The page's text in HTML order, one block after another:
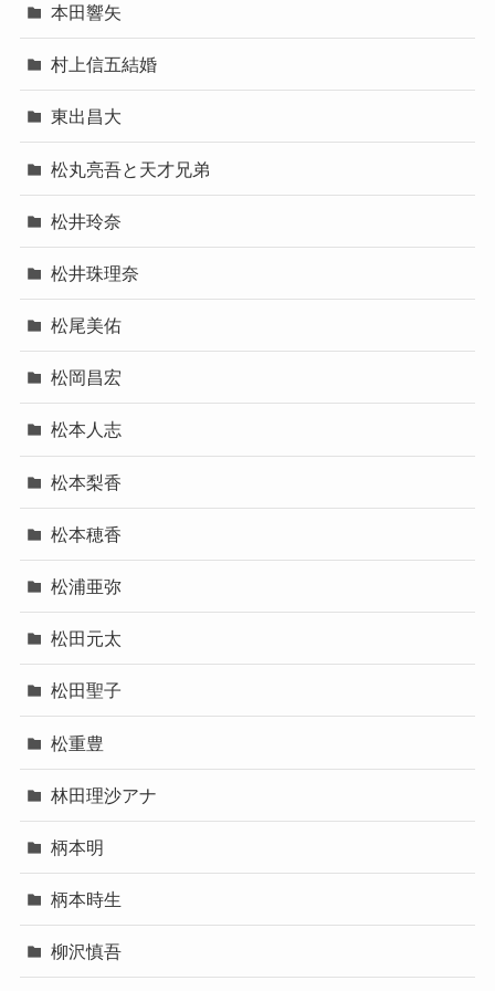
本田響矢
村上信五結婚
東出昌大
松丸亮吾と天才兄弟
松井玲奈
松井珠理奈
松尾美佑
松岡昌宏
松本人志
松本梨香
松本穂香
松浦亜弥
松田元太
松田聖子
松重豊
林田理沙アナ
柄本明
柄本時生
柳沢慎吾